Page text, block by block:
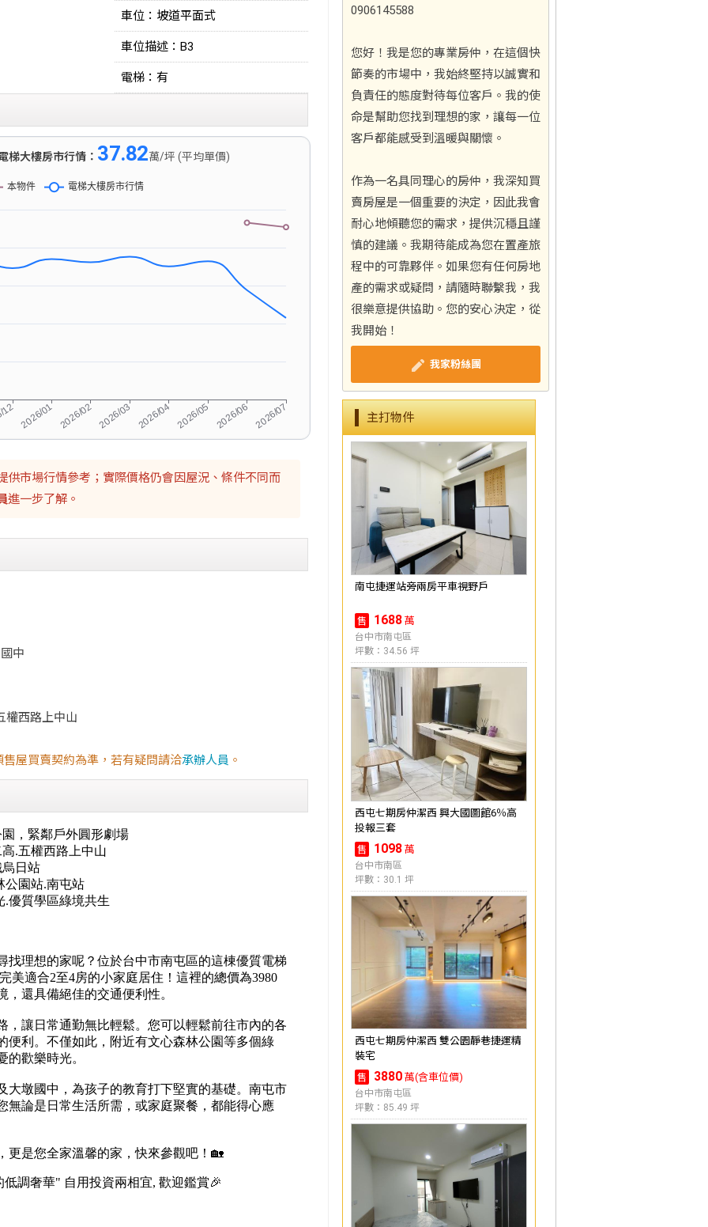
車位：坡道平面式
車位描述：B3
電梯：有
梯大樓房市行情： 37.82萬/坪 (平均單價)
供市場行情參考；實際價格仍會因屋況、條件不同而
進一步了解。
中
西路上中山
屋買賣契約為準，若有疑問請洽承辦人員 。
0906145588
您好！我是您的專業房仲，在這個快
節奏的市場中，我始終堅持以誠實和
負責任的態度對待每位客戶。我的使
命是幫助您找到理想的家，讓每一位
客戶都能感受到溫暖與關懷。
作為一名具同理心的房仲，我深知買
賣房屋是一個重要的決定，因此我會
耐心地傾聽您的需求，提供沉穩且謹
慎的建議。我期待能成為您在置產旅
程中的可靠夥伴。如果您有任何房地
產的需求或疑問，請隨時聯繫我，我
很樂意提供協助。您的安心決定，從
我開始！
我家粉絲團
主打物件
南屯捷運站旁兩房平車視野戶
售 1688 萬
台中市南屯區
坪數：34.56 坪
西屯七期房仲潔西 興大國圖館6％高
投報三套
售 1098 萬
台中市南區
坪數：30.1 坪
西屯七期房仲潔西 雙公園靜巷捷運精
裝宅
售 3880 萬(含車位價)
台中市南屯區
坪數：85.49 坪